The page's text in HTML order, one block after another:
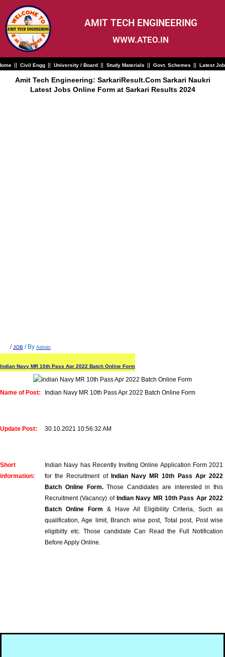
content
AMIT TECH ENGINEERING
WWW.ATEO.IN
Civil Engg University / Board Study Materials Govt. Schemes Latest
Amit Tech Engineering: SarkariResult.Com Sarkari Naukri
Latest Jobs Online Form at Sarkari Results 2024
/JOB / By Admin
Indian Navy MR 10th Pass Apr 2022 Batch Online Form
Name of Post: Indian Navy MR 10th Pass Apr 2022 Batch Online Form
Update Post: 30.10.2021 10:56:32 AM
Short
information:
Indian Navy has Recently Inviting Online Application Form 2021
for the Recruitment of Indian Navy MR 10th Pass Apr 2022
Batch Online Form.Those Candidates are interested in this
Recruitment (Vacancy) of Indian Navy MR 10th Pass Apr 2022
Batch Online Form & Have All Eligibility Criteria, Such as
qualification, Age limit, Branch wise post, Total post, Post wise
eligibilty etc. Those candidate Can Read the Full Notification
Before Apply Online.